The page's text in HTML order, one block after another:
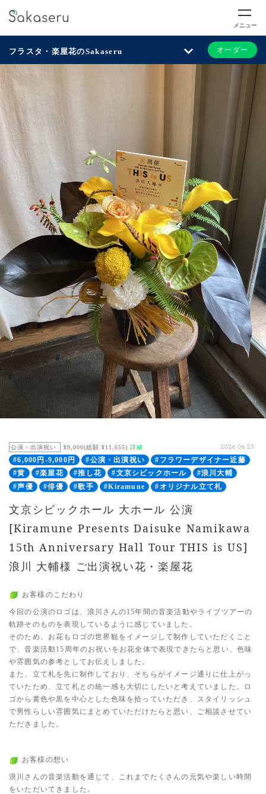
メニュー
フラスタ・楽屋花のSakaseru オーダー
公演・出演祝い ¥9,000(総額 ¥11,655) 詳細 2026.06.23
#6,000円-9,000円 #公演・出演祝い
#フラワーデザイナー近藤
#黄
#楽屋花 #推し花 #文京シビックホール
#浪川大輔
#声優
#俳優 #歌手 #Kiramune #オリジナル立て札
文京シビックホール 大ホール 公演
[Kiramune Presents Daisuke Namikawa
15th Anniversary Hall Tour THIS is US]
浪川 大輔様 ご出演祝い花・楽屋花
お客様のこだわり
今回の公演のロゴは、浪川さんの15年間の音楽活動やライブツアーの
軌跡そのものを表現しているように感じていました。
そのため、お花もロゴの世界観をイメージして制作していただくこと
で、音楽活動15周年のお祝いをお花全体で表現できたらと思い、色味
や雰囲気の参考としてお伝えしました。
また、立て札を先に制作しており、そちらがイメージ通りに仕上がっ
ていたため、立て札との統一感も大切にしたいと考えていました。ロ
ゴから黄色や黒を中心とした色味を拾っていただき、スタイリッシュ
で男性らしい雰囲気にまとめていただけたらと思い、ご相談させてい
ただきました。
お客様の想い
浪川さんの音楽活動を通じて、これまでたくさんの元気や楽しい時間
をいただいてきました。